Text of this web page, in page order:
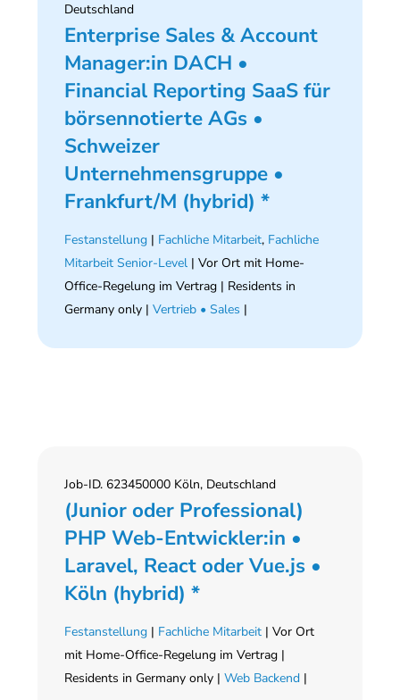
Deutschland
Enterprise Sales & Account
Manager:in DACH •
Financial Reporting SaaS für
börsennotierte AGs •
Schweizer
Unternehmensgruppe •
Frankfurt/M (hybrid) *
Festanstellung | Fachliche Mitarbeit, Fachliche
Mitarbeit Senior-Level | Vor Ort mit Home-
Office-Regelung im Vertrag | Residents in
Germany only |Vertrieb • Sales |
Job-ID. 623450000 Köln, Deutschland
(Junior oder Professional)
PHP Web-Entwickler:in •
Laravel, React oder Vue.js •
Köln (hybrid) *
Festanstellung | Fachliche Mitarbeit | Vor Ort
mit Home-Office-Regelung im Vertrag |
Residents in Germany only |Web Backend |